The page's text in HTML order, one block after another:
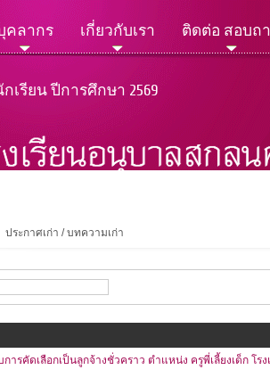
คลากร เกี่ยวกับเรา ติดต่อ สอบถ
เรียน ปีการศึกษา 2569
ประกาศเก่า / บทความเก่า
ารคัดเลือกเป็นลูกจ้างชั่วคราว ตำแหน่ง ครูพี่เลี้ยงเด็ก โร